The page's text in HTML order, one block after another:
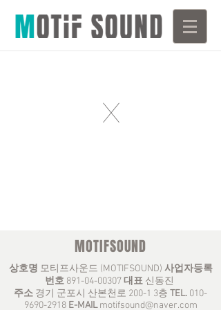
X
MOTIFSOUND
상호명 모티프사운드 (MOTIFSOUND) 사업자등록
번호 891-04-00307대표 신동진
주소 경기 군포시 산본천로 200-1 3층 TEL. 010-
9690-2918 E-MAIL motifsound@naver.com